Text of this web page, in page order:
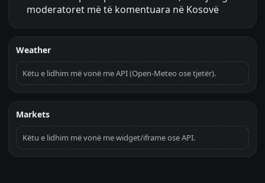
moderatoret më të komentuara në Kosovë
Weather
Këtu e lidhim më vonë me API (Open-Meteo ose tjetër).
Markets
Këtu e lidhim më vonë me widget/iframe ose API.